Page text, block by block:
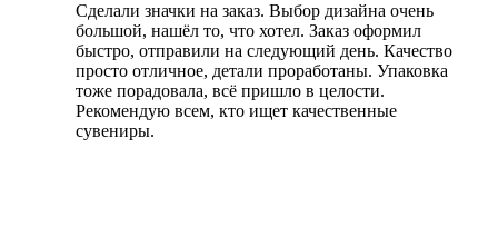
Сделали значки на заказ. Выбор дизайна очень
большой, нашёл то, что хотел. Заказ оформил
быстро, отправили на следующий день. Качество
просто отличное, детали проработаны. Упаковка
тоже порадовала, всё пришло в целости.
Рекомендую всем, кто ищет качественные
сувениры.